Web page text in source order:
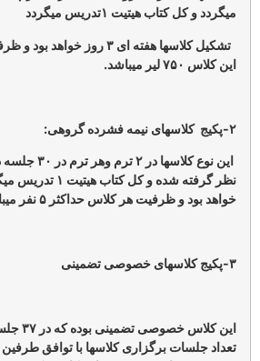
۱تدریس میگردد
۵ نفر میباشد . هزینه هر ترم ۵۰۰ لیر میباشد.
این کلاس خصوصی تضمینی
کلاسها با توافق طرفین اعلام میگردد .